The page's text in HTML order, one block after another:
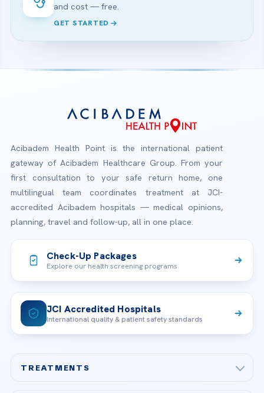
and cost — free.
GET STARTED
Acibadem Health Point is the international patient
gateway of Acibadem Healthcare Group. From your
first consultation to your safe return home, one
multilingual team coordinates treatment at JCI-
accredited Acibadem hospitals — medical opinions,
planning, travel and follow-up, all in one place.
Check-Up Packages
Explore our health screening programs
JCI Accredited Hospitals
International quality & patient safety standards
TREATMENTS